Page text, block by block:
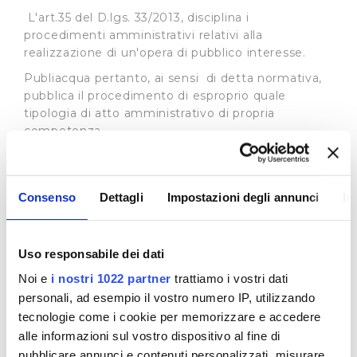
Consenso Dettagli Impostazioni degli annunci
Uso responsabile dei dati
Noi e i nostri 1022 partner trattiamo i vostri dati
personali, ad esempio il vostro numero IP, utilizzando
tecnologie come i cookie per memorizzare e accedere
alle informazioni sul vostro dispositivo al fine di
L'art.35 del D.lgs. 33/2013, disciplina i
procedimenti amministrativi relativi alla
realizzazione di un'opera di pubblico interesse.
Publiacqua pertanto, ai sensi di detta normativa,
pubblica il procedimento di esproprio quale
tipologia di atto amministrativo di propria
competenza.
In base all’art. 22 L.R. 69/2011 l'Autorità Idrica
Toscana può delegare, in tutto o in parte, i propri
poteri espropriativi al gestore del servizio idrico
integrato, nell'ambito della convenzione di
espropriativo. Si rimanda al sito dell’
Toscanaper tutte le informazioni connesse ai
procedimenti in essere.
Procedimenti ad istanza di parte
In merito ai procedimenti di istanza di parte la